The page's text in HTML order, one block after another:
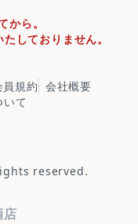
ら。
しておりません。
員規約 会社概要
て
reserved.
店